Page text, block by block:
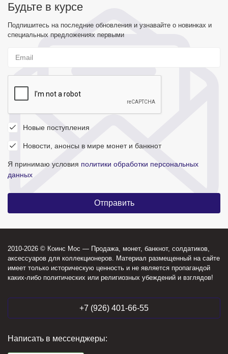
Будьте в курсе
Подпишитесь на последние обновления и узнавайте о новинках и
специальных предложениях первыми
Новые поступления
Новости, анонсы в мире монет и банкнот
Я принимаю условия политики обработки персональных
данных
2010-2026 © Коинс Мос — Продажа, монет, банкнот, солдатиков,
аксессуаров для коллекционеров. Материал размещенный на сайте
имеет только историческую ценность и не является пропагандой
каких-либо политических или религиозных убеждений и взглядов!
+7 (926) 401-66-55
Написать в мессенджеры: